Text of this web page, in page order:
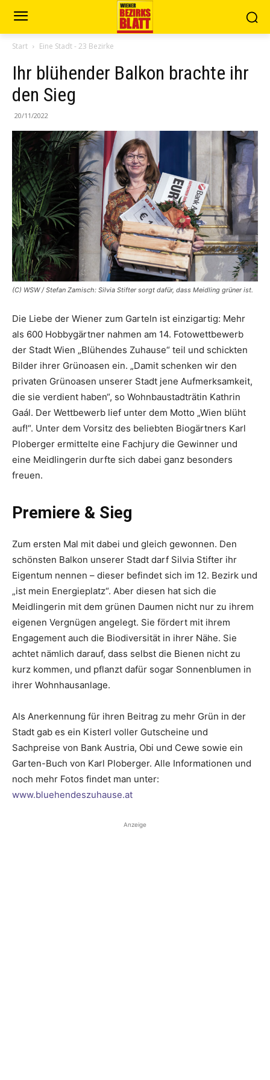
Start Eine Stadt - 23 Bezirke
Ihr blühender Balkon brachte ihr
den Sieg
20/11/2022
(C) WSW / Stefan Zamisch: Silvia Stifter sorgt dafür, dass Meidling grüner ist.
Die Liebe der Wiener zum Garteln ist einzigartig: Mehr
als 600 Hobbygärtner nahmen am 14. Fotowettbewerb
der Stadt Wien „Blühendes Zuhause“ teil und schickten
Bilder ihrer Grün­oasen ein. „Damit schenken wir den
privaten Grünoasen unserer Stadt jene Aufmerksamkeit,
die sie verdient haben“, so Wohnbaustadträtin Kathrin
Gaál. Der Wettbewerb lief unter dem Motto „Wien blüht
auf!“. Unter dem Vorsitz des beliebten Biogärtners Karl
Ploberger ermittelte eine Fachjury die Gewinner und
eine Meidlingerin durfte sich dabei ganz besonders
freuen.
Premiere & Sieg
Zum ersten Mal mit dabei und gleich gewonnen. Den
schönsten Balkon unserer Stadt darf Silvia Stifter ihr
Eigentum nennen – dieser befindet sich im 12. Bezirk und
„ist mein Energieplatz“. Aber diesen hat sich die
Meidlingerin mit dem grünen Daumen nicht nur zu ihrem
eigenen Vergnügen angelegt. Sie fördert mit ihrem
Engagement auch die Biodiversität in ihrer Nähe. Sie
achtet nämlich darauf, dass selbst die Bienen nicht zu
kurz kommen, und pflanzt dafür sogar Sonnenblumen in
ihrer Wohnhausanlage.
Als Anerkennung für ihren Beitrag zu mehr Grün in der
Stadt gab es ein Kisterl voller Gutscheine und
Sachpreise von Bank Austria, Obi und Cewe sowie ein
Garten-Buch von Karl Ploberger. Alle Informationen und
noch mehr Fotos findet man unter:
www.bluehendeszuhause.at
Anzeige